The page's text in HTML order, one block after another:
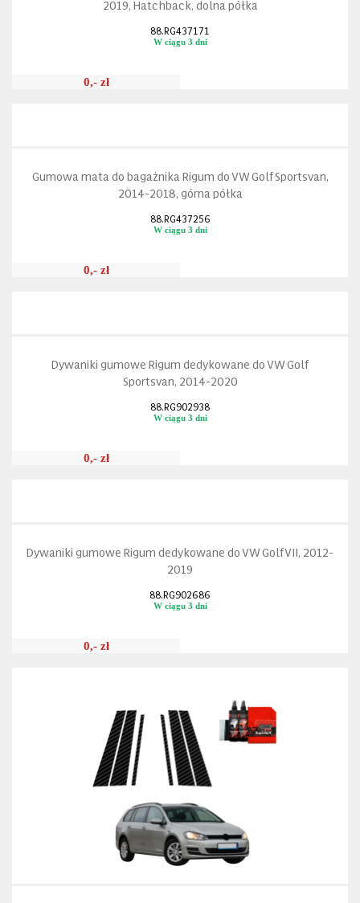
2019, Hatchback, dolna półka
88.RG437171
W ciągu 3 dni
0,- zł
Gumowa mata do bagażnika Rigum do VW Golf Sportsvan,
2014-2018, górna półka
88.RG437256
W ciągu 3 dni
0,- zł
Dywaniki gumowe Rigum dedykowane do VW Golf
Sportsvan, 2014-2020
88.RG902938
W ciągu 3 dni
0,- zł
Dywaniki gumowe Rigum dedykowane do VW Golf VII, 2012-
2019
88.RG902686
W ciągu 3 dni
0,- zł